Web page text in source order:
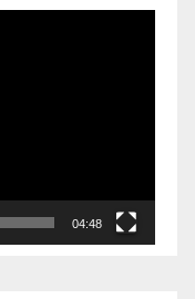
04:48